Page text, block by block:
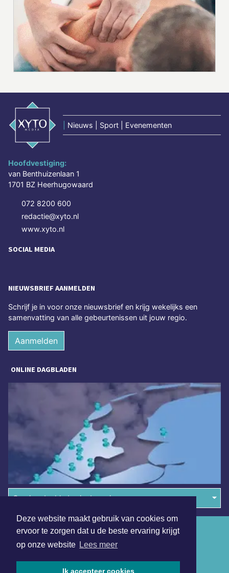
Deze website maakt gebruik van cookies om
ervoor te zorgen dat u de beste ervaring krijgt
op onze website Lees meer
Ik accepteer cookies
Nieuws | Sport | Evenementen
Hoofdvestiging:
van Benthuizenlaan 1
1701 BZ Heerhugowaard
072 8200 600
redactie@xyto.nl
www.xyto.nl
SOCIAL MEDIA
NIEUWSBRIEF AANMELDEN
Schrijf je in voor onze nieuwsbrief en krijg wekelijks een
samenvatting van alle gebeurtenissen uit jouw regio.
Aanmelden
ONLINE DAGBLADEN
Overige dagbladen in de regio
Algemene voorwaarden
Disclaimer